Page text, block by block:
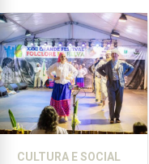
produzir uma
música”
CULTURA E SOCIAL